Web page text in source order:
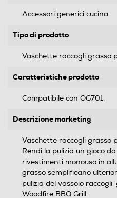
Accessori generici cucina
Tipo di prodotto
Vaschette raccogli grasso
Caratteristiche prodotto
Compatibile con OG701.
Descrizione marketing
Vaschette raccogli grasso
Rendi la pulizia un gioco
rivestimenti monouso in
grasso semplificano
pulizia del vassoio
Woodfire BBQ Grill.